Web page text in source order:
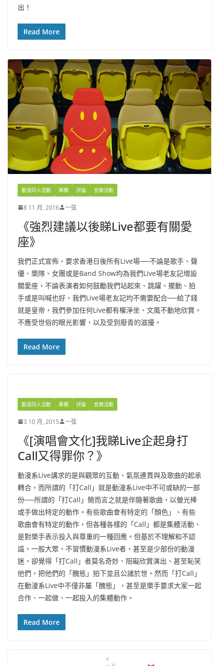
出！
Read More
動漫同人活動 專欄 評論 音樂活動
8 11 月, 2016 一弦
《強烈建議以後睇Live都要有關愛
座》
我們正式宣佈，要求香港日後所有Live場──不論是歌手、聲
優、樂隊、女團或是Band Show均為我們Live場老友記增設
關愛座，不論表演者如何鼓勵我們站起來、跳躍、擺動、拍
手或是叫喊也好，我們Live場老友記均不需要配合──給了錢
就是皇帝，我們參加任何Live都有權淨坐、文風不動地欣賞，
不應受世俗的眼光影響，以及受到廢青的滋擾。
Read More
動漫同人活動 專欄 評論 音樂活動
3 10 月, 2015 一弦
《[演唱會文化]我睇Live企起身打
Call又得罪你？》
動漫系Live講求的是與觀眾的互動、氣氛連貫與及歌曲的起承
轉合，而所謂的「打Call」就是動漫系Live中不可或缺的一部
份──所謂的「打Call」簡而言之就是伴隨著歌曲，以螢光棒
或手做出特定的動作。有些歌曲會有特定的「顏色」、有些
歌曲會有特定的動作，但各種各樣的「Call」都是集體活動、
是對樂手表示投入與尊重的一種回應。但基於不理解和不認
識，一般大眾、不習慣動漫系Live者，甚至是少部份的動漫
迷，卻覺得「打Call」者莫名奇妙、阻礙欣賞演出、甚至恥笑
他們，把他們的「醜態」拍下並且公諸於世。然而「打Call」
在動漫系Live中不僅非屬「醜態」，甚至是樂手要求大家一起
合作、一起做、一起投入的集體動作。
Read More